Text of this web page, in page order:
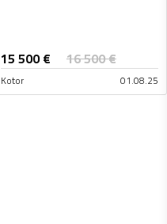
15 500€ 16 500€
Kotor 01.08.25